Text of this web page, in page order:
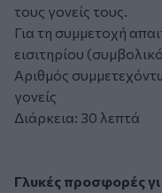
τους γονείς τους.
Για τη συμμετοχή
εισιτηρίου
Αριθμός
γονείς
Διάρκεια: 30 λεπτά
Γλυκές προσφορές